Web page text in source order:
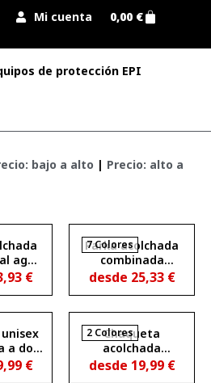
Mi cuenta 0,00 €
de protección EPI
bajo a alto | Precio: alto a
agua
fija y
€
7 Colores
Parka acolchada
combinada
repelente al agua
con capucha fija y
desde 25,33 €
a dos
€
2 Colores
Chaqueta
acolchada
repelente al agua
SURGUT
desde 19,99 €